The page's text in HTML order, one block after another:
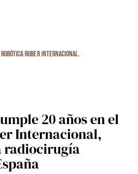
20 años en el
Internacional,
radiocirugía